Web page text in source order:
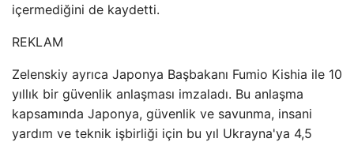
içermediğini de kaydetti.
REKLAM
Zelenskiy ayrıca Japonya Başbakanı Fumio Kishia ile 10
yıllık bir güvenlik anlaşması imzaladı. Bu anlaşma
kapsamında Japonya, güvenlik ve savunma, insani
yardım ve teknik işbirliği için bu yıl Ukrayna'ya 4,5